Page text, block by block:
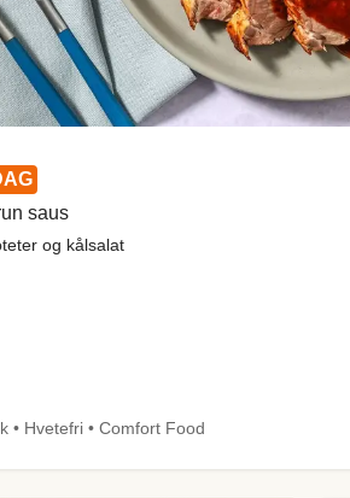
saus
og kålsalat
• Hvetefri • Comfort Food